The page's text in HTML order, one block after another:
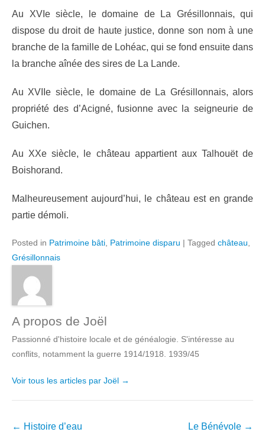
Au XVIe siècle, le domaine de La Grésillonnais, qui
dispose du droit de haute justice, donne son nom à une
branche de la famille de Lohéac, qui se fond ensuite dans
la branche aînée des sires de La Lande.
Au XVIIe siècle, le domaine de La Grésillonnais, alors
propriété des d’Acigné, fusionne avec la seigneurie de
Guichen.
Au XXe siècle, le château appartient aux Talhouët de
Boishorand.
Malheureusement aujourd’hui, le château est en grande
partie démoli.
Posted in Patrimoine bâti Patrimoine disparu | Tagged château
Grésillonnais
A propos de Joël
Passionné d'histoire locale et de généalogie. S'intéresse au
conflits, notamment la guerre 1914/1918. 1939/45
Voir tous les articles par Joël →
Navigation
← Histoire d’eau Le Bénévole →